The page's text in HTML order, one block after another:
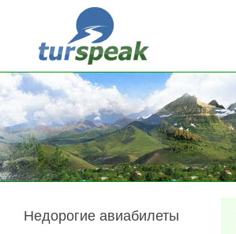
Перейти к основному содержанию
Недорогие авиабилеты